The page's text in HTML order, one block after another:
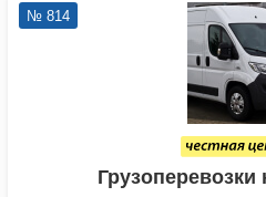
№ 814
Грузоперевозки